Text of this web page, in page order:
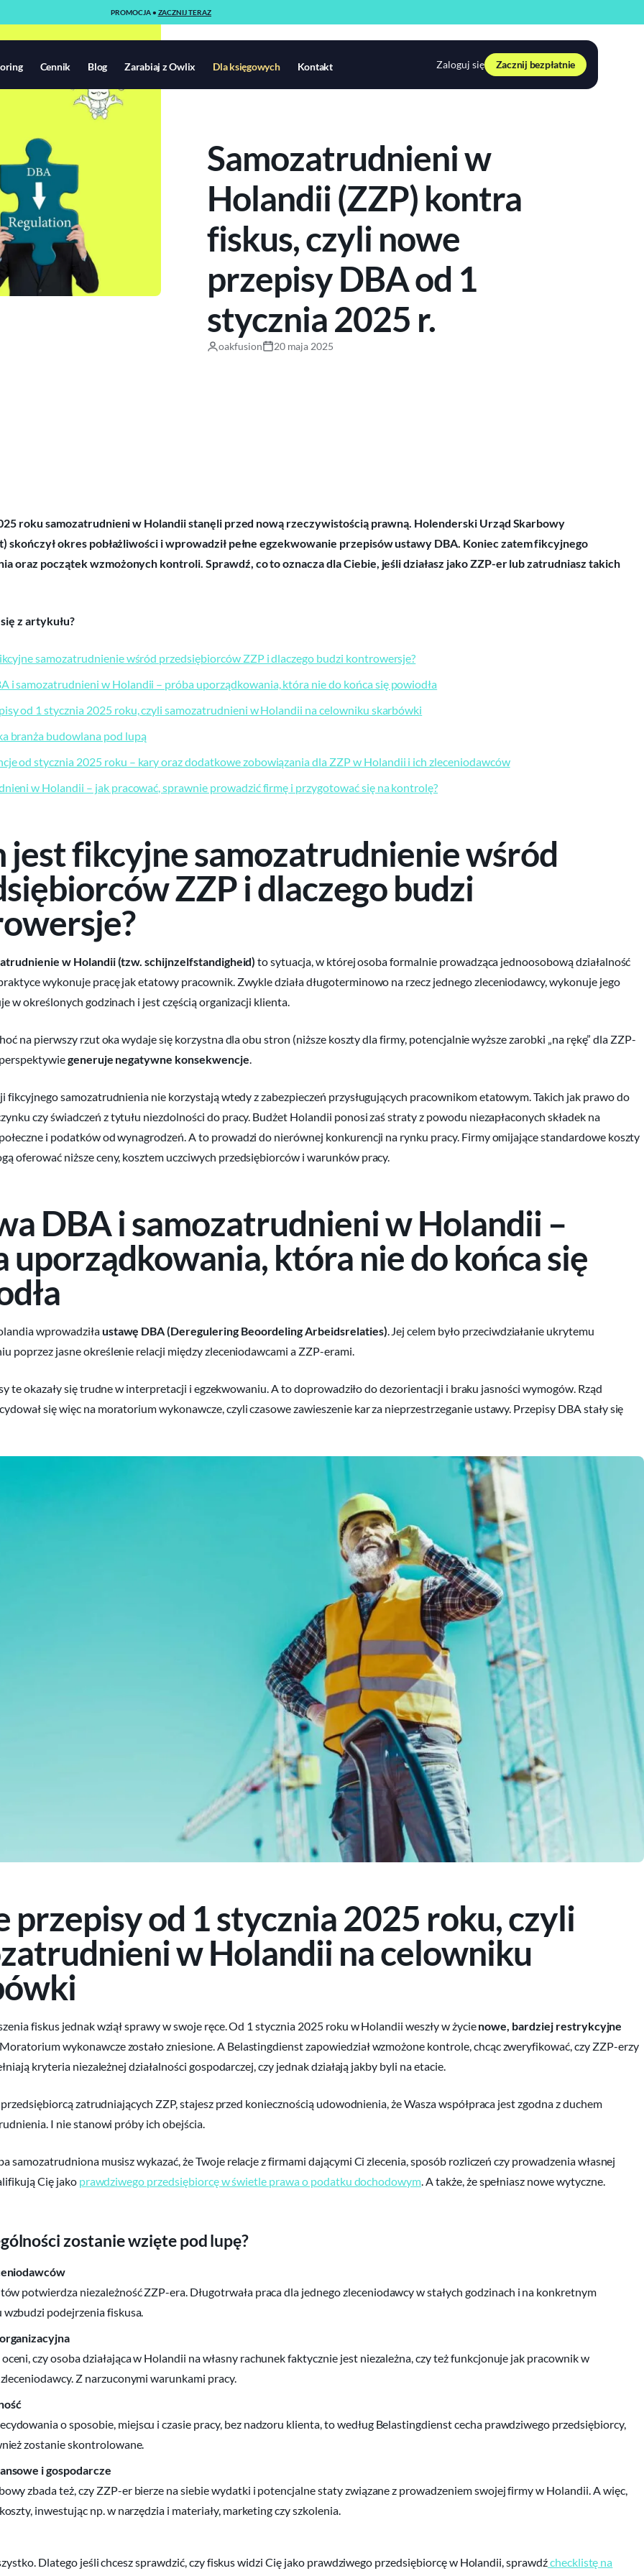
PROMOCJA • ZACZNIJ TERAZ
Cennik Blog Zarabiaj z Owlix Dla księgowych Kontakt Zaloguj się Zacznij bezpłatnie
Samozatrudnieni w
Holandii (ZZP) kontra
fiskus, czyli nowe
przepisy DBA od 1
stycznia 2025 r.
oakfusion 20 maja 2025
roku samozatrudnieni w Holandii stanęli przed nową rzeczywistością prawną. Holenderski Urząd Skarbowy
skończył okres pobłażliwości i wprowadził pełne egzekwowanie przepisów ustawy DBA. Koniec zatem fikcyjnego
oraz początek wzmożonych kontroli. Sprawdź, co to oznacza dla Ciebie, jeśli działasz jako ZZP-er lub zatrudniasz takich
z artykułu?
samozatrudnienie wśród przedsiębiorców ZZP i dlaczego budzi kontrowersje?
i samozatrudnieni w Holandii – próba uporządkowania, która nie do końca się powiodła
od 1 stycznia 2025 roku, czyli samozatrudnieni w Holandii na celowniku skarbówki
branża budowlana pod lupą
od stycznia 2025 roku – kary oraz dodatkowe zobowiązania dla ZZP w Holandii i ich zleceniodawców
w Holandii – jak pracować, sprawnie prowadzić firmę i przygotować się na kontrolę?
jest fikcyjne samozatrudnienie wśród
ZZP i dlaczego budzi
w Holandii (tzw. schijnzelfstandigheid) to sytuacja, w której osoba formalnie prowadząca jednoosobową działalność
wykonuje pracę jak etatowy pracownik. Zwykle działa długoterminowo na rzecz jednego zleceniodawcy, wykonuje jego
w określonych godzinach i jest częścią organizacji klienta.
na pierwszy rzut oka wydaje się korzystna dla obu stron (niższe koszty dla firmy, potencjalnie wyższe zarobki „na rękę” dla ZZP-
generuje negatywne konsekwencje.
fikcyjnego samozatrudnienia nie korzystają wtedy z zabezpieczeń przysługujących pracownikom etatowym. Takich jak prawo do
czy świadczeń z tytułu niezdolności do pracy. Budżet Holandii ponosi zaś straty z powodu niezapłaconych składek na
i podatków od wynagrodzeń. A to prowadzi do nierównej konkurencji na rynku pracy. Firmy omijające standardowe koszty
oferować niższe ceny, kosztem uczciwych przedsiębiorców i warunków pracy.
DBA i samozatrudnieni w Holandii –
uporządkowania, która nie do końca się
wprowadziłaustawę DBA (Deregulering Beoordeling Arbeidsrelaties). Jej celem było przeciwdziałanie ukrytemu
poprzez jasne określenie relacji między zleceniodawcami a ZZP-erami.
te okazały się trudne w interpretacji i egzekwowaniu. A to doprowadziło do dezorientacji i braku jasności wymogów. Rząd
się więc na moratorium wykonawcze, czyli czasowe zawieszenie kar za nieprzestrzeganie ustawy. Przepisy DBA stały się
przepisy od 1 stycznia 2025 roku, czyli
w Holandii na celowniku
fiskus jednak wziął sprawy w swoje ręce. Od 1 stycznia 2025 roku w Holandii weszły w życienowe, bardziej restrykcyjne
wykonawcze zostało zniesione. A Belastingdienst zapowiedział wzmożone kontrole, chcąc zweryfikować, czy ZZP-erzy
kryteria niezależnej działalności gospodarczej, czy jednak działają jakby byli na etacie.
zatrudniających ZZP, stajesz przed koniecznością udowodnienia, że Wasza współpraca jest zgodna z duchem
I nie stanowi próby ich obejścia.
samozatrudniona musisz wykazać, że Twoje relacje z firmami dającymi Ci zlecenia, sposób rozliczeń czy prowadzenia własnej
Cię jako prawdziwego przedsiębiorcę w świetle prawa o podatku dochodowym . A także, że spełniasz nowe wytyczne.
zostanie wzięte pod lupę?
potwierdza niezależność ZZP-era. Długotrwała praca dla jednego zleceniodawcy w stałych godzinach i na konkretnym
podejrzenia fiskusa.
czy osoba działająca w Holandii na własny rachunek faktycznie jest niezależna, czy też funkcjonuje jak pracownik w
Z narzuconymi warunkami pracy.
o sposobie, miejscu i czasie pracy, bez nadzoru klienta, to według Belastingdienst cecha prawdziwego przedsiębiorcy,
zostanie skontrolowane.
i gospodarcze
zbada też, czy ZZP-er bierze na siebie wydatki i potencjalne staty związane z prowadzeniem swojej firmy w Holandii. A więc,
inwestując np. w narzędzia i materiały, marketing czy szkolenia.
Dlatego jeśli chcesz sprawdzić, czy fiskus widzi Cię jako prawdziwego przedsiębiorcę w Holandii, sprawdźchecklistę na